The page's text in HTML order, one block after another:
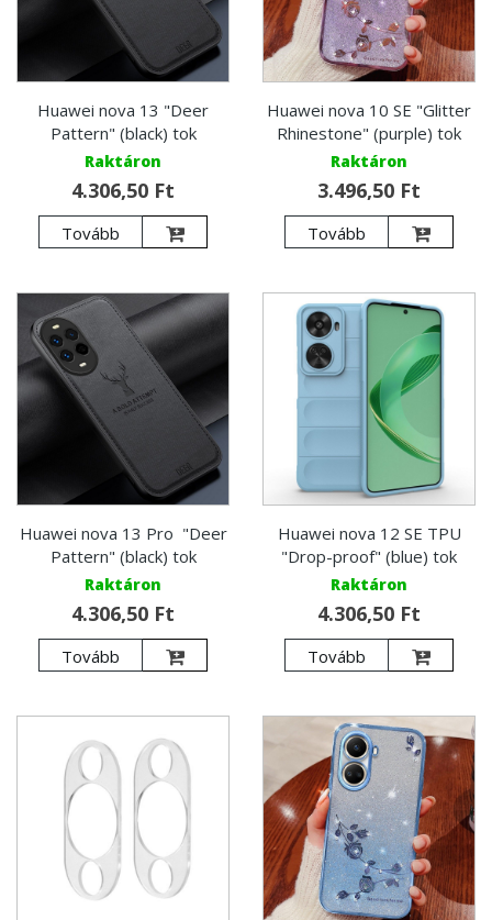
Huawei nova 13 "Deer
Pattern" (black) tok
Raktáron
4.306,50 Ft
Tovább
Huawei nova 10 SE "Glitter
Rhinestone" (purple) tok
Raktáron
3.496,50 Ft
Tovább
Huawei nova 13 Pro "Deer
Pattern" (black) tok
Raktáron
4.306,50 Ft
Tovább
Huawei nova 12 SE TPU
"Drop-proof" (blue) tok
Raktáron
4.306,50 Ft
Tovább